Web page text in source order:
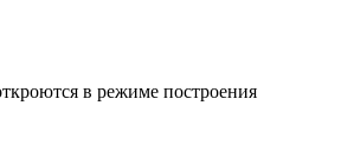
в режиме построения